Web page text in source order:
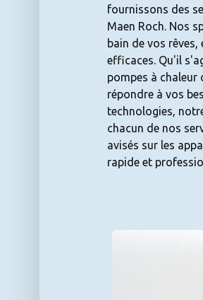
fournissons des
Maen Roch. Nos
bain de vos
efficaces. Qu'il
pompes à chaleur
répondre à vos
technologies,
chacun de nos
avisés sur les
rapide et